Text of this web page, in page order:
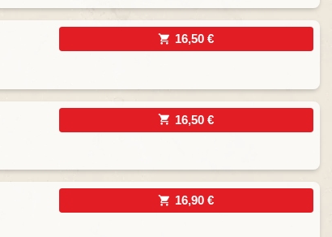
16,50 €
16,50 €
16,90 €